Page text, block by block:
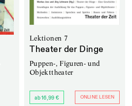
Lektionen 7
Theater der Dinge
Puppen-, Figuren- und
Objekttheater
ab 16,99 € ONLINE LESEN